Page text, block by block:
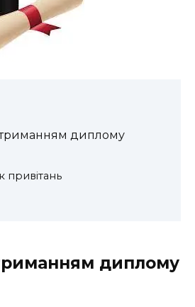
диплому
привітань
диплому